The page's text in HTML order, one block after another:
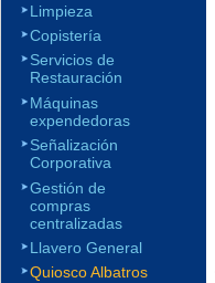
Limpieza
Copistería
Servicios de
Restauración
Máquinas
expendedoras
Señalización
Corporativa
Gestión de
compras
centralizadas
Llavero General
Quiosco Albatros